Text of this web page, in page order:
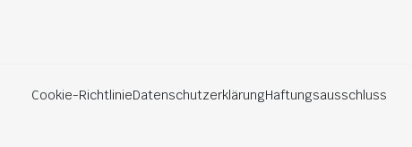
Cookie-RichtlinieDatenschutzerklärungHaftungsausschluss